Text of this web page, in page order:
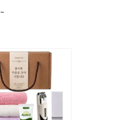
~